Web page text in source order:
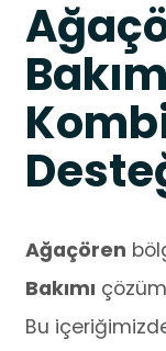
Ağaçören
Bakımı
Bu